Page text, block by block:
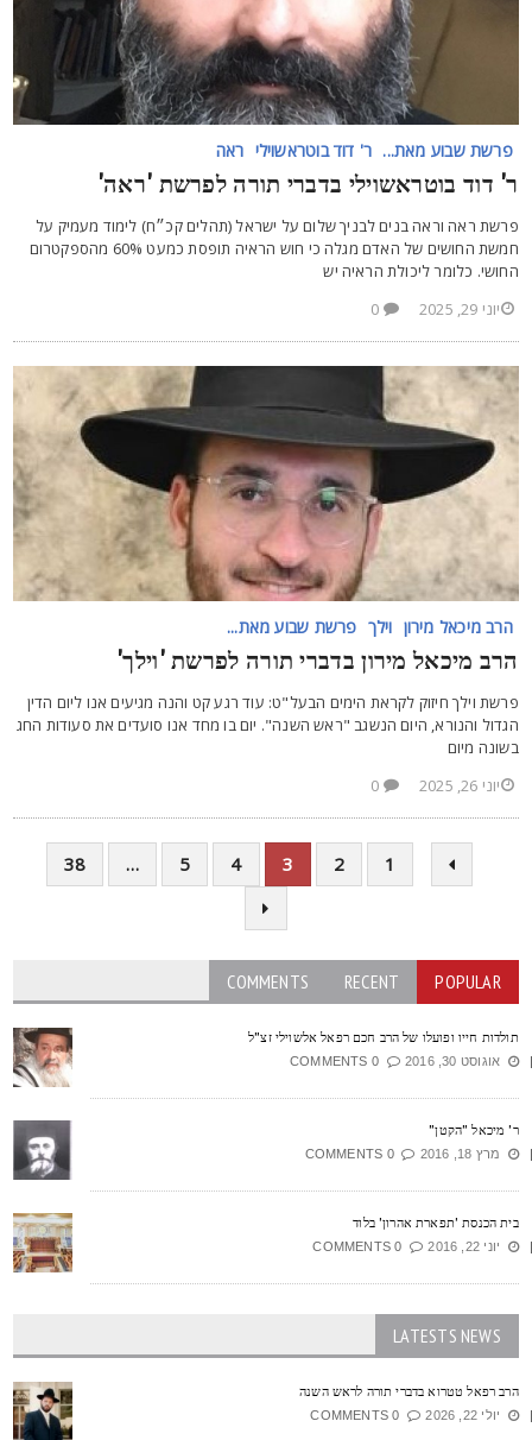
פרשת שבוע מאת... ר' דוד בוטראשוילי ראה
דוד בוטראשוילי בדברי תורה לפרשת 'ראה'
ראה וראה בנים לבניך שלום על ישראל (תהלים קכ״ח) לימוד מעמיק על
חמשת החושים של האדם מגלה כי חוש הראיה תופסת כמעט 60% מהספקטרום
כלומר ליכולת הראיה יש
יוני 29, 2025
0
הרב מיכאל מירון וילך פרשת שבוע מאת...
מיכאל מירון בדברי תורה לפרשת 'וילך'
וילך חיזוק לקראת הימים הבעל"ט: עוד רגע קט והנה מגיעים אנו ליום הדין
והנורא, היום הנשגב "ראש השנה". יום בו מחד אנו סועדים את סעודות החג
מיום
יוני 26, 2025
0
38
POPULAR
RECENT
COMMENTS
חייו ופועלו של הרב חכם רפאל אלשוילי זצ"ל
אוגוסט 30, 2016 0 COMMENTS
מיכאל "הקטן"
מרץ 18, 2016 0 COMMENTS
הכנסת 'תפארת אהרון' בלוד
יוני 22, 2016 0 COMMENTS
LATESTS NEWS
רפאל טטרוא בדברי תורה לראש השנה
יולי 22, 2026 0 COMMENTS